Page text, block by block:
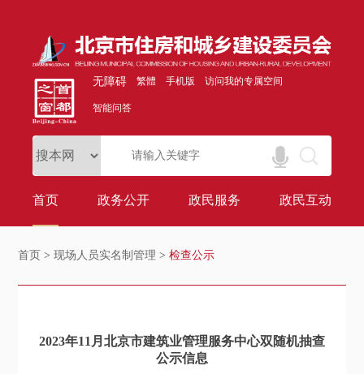
无障碍 繁體 手机版 访问我的专属空间
智能问答
首页 政务公开 政民服务 政民互动
首页 >现场人员实名制管理 >检查公示
2023年11月北京市建筑业管理服务中心双随机抽查
公示信息